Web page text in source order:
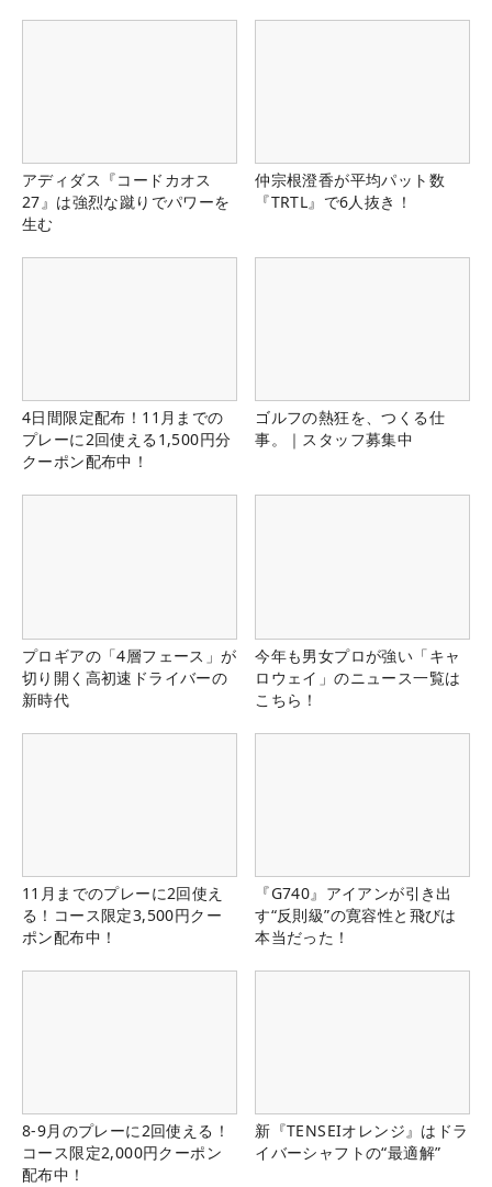
アディダス『コードカオス
27』は強烈な蹴りでパワーを
生む
仲宗根澄香が平均パット数
『TRTL』で6人抜き！
4日間限定配布！11月までの
プレーに2回使える1,500円分
クーポン配布中！
ゴルフの熱狂を、つくる仕
事。｜スタッフ募集中
プロギアの「4層フェース」が
切り開く高初速ドライバーの
新時代
今年も男女プロが強い「キャ
ロウェイ」のニュース一覧は
こちら！
11月までのプレーに2回使え
る！コース限定3,500円クー
ポン配布中！
『G740』アイアンが引き出
す“反則級”の寛容性と飛びは
本当だった！
8-9月のプレーに2回使える！
コース限定2,000円クーポン
配布中！
新『TENSEIオレンジ』はドラ
イバーシャフトの“最適解”